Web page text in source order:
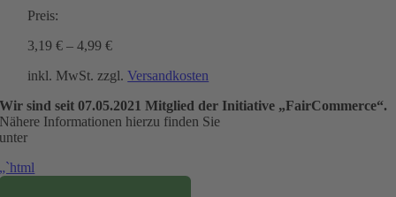
Preis:
3,19€ –4,99€
inkl. MwSt. zzgl.Versandkosten
Wir sind seit07.05.2021Mitglied der Initiative „FairCommerce“.
Nähere Informationen hierzu finden Sie
unter
„`html